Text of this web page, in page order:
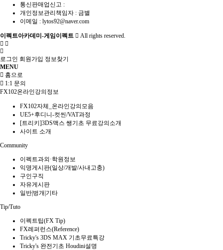
통신판매업신고 :
개인정보관리책임자 : 금별
이메일 : lytos92@naver.com
이펙트아카데미-게임이펙트 All rights reserved.
로그인 회원가입 정보찾기
MENU
홈으로
1:1 문의
FX102온라인강의정보
FX102자체_온라인강의모음
UE5+후디니-컷씬/VAT과정
[트리키]3DS맥스 쌩기초 무료강의소개
사이트 소개
Community
이펙트과외·학원정보
익명게시판(일상/개발/사내고충)
구인구직
자유게시판
일반|벙개|기타
Tip/Tuto
이펙트팁(FX Tip)
FX레퍼런스(Reference)
Tricky's 3DS MAX 기초무료특강
Tricky's 완전기초 Houdini설명